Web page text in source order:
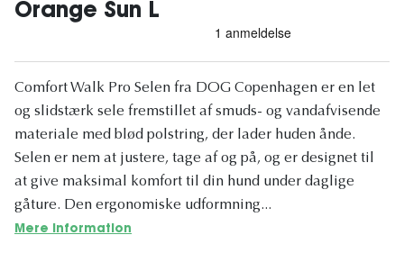
Orange Sun L
Comfort Walk Pro Selen fra DOG Copenhagen er en let
og slidstærk sele fremstillet af smuds- og vandafvisende
materiale med blød polstring, der lader huden ånde.
Selen er nem at justere, tage af og på, og er designet til
at give maksimal komfort til din hund under daglige
gåture. Den ergonomiske udformning...
Mere information